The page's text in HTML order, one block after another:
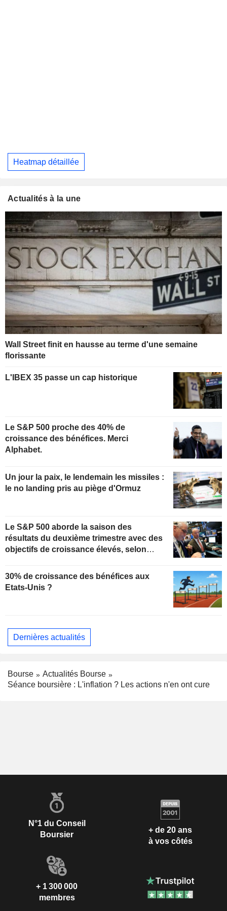
Heatmap détaillée
Actualités à la une
Wall Street finit en hausse au terme d'une semaine
florissante
L'IBEX 35 passe un cap historique
Le S&P 500 proche des 40% de
croissance des bénéfices. Merci
Alphabet.
Un jour la paix, le lendemain les missiles :
le no landing pris au piège d'Ormuz
Le S&P 500 aborde la saison des
résultats du deuxième trimestre avec des
objectifs de croissance élevés, selon
30% de croissance des bénéfices aux
Etats-Unis ?
Dernières actualités
Bourse
Actualités Bourse
Séance boursière : L'inflation ? Les actions n'en ont cure
N°1 du Conseil
Boursier
+ de 20 ans
à vos côtés
+ 1 300 000
membres